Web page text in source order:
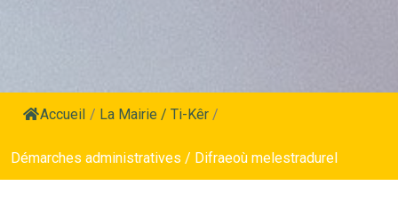
Accueil / La Mairie / Ti-Kêr /
Démarches administratives / Difraeoù melestradurel